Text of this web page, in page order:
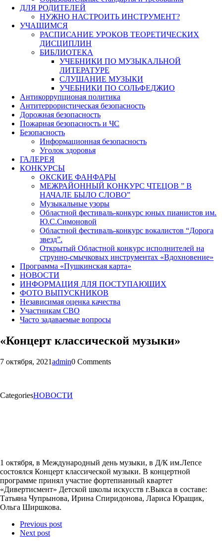
ДЛЯ РОДИТЕЛЕЙ
НУЖНО НАСТРОИТЬ ИНСТРУМЕНТ?
УЧАЩИМСЯ
РАСПИСАНИЕ УРОКОВ ТЕОРЕТИЧЕСКИХ
ДИСЦИПЛИН
БИБЛИОТЕКА
УЧЕБНИКИ ПО МУЗЫКАЛЬНОЙ
ЛИТЕРАТУРЕ
СЛУШАНИЕ МУЗЫКИ
УЧЕБНИКИ ПО СОЛЬФЕДЖИО
Антикоррупционая политика
Антитеррористическая безопасность
Дорожная безопасность
Пожарная безопасность и ЧС
Безопасность
Информационная безопасность
Уголок здоровья
ГАЛЕРЕЯ
КОНКУРСЫ
ОКСКИЕ ФАНФАРЫ
МЕЖРАЙОННЫЙ КОНКУРС ЧТЕЦОВ ” В
НАЧАЛЕ БЫЛО СЛОВО”
Музыкальные узоры
Областной фестиваль-конкурс юных пианистов им.
Ю.С.Симоновой
Областной фестиваль-конкурс вокалистов “Дорога
звезд”.
Открытый Областной конкурс исполнителей на
струнно-смычковых инструментах «Вдохновение»
Программа «Пушкинская карта»
НОВОСТИ
ИНФОРМАЦИЯ ДЛЯ ПОСТУПАЮЩИХ
ФОТО ВЫПУСКНИКОВ
Независимая оценка качества
Участникам СВО
Часто задаваемые вопросы
«Концерт классической музыки»
7 октября, 2021admin0 Comments
CategoriesНОВОСТИ
1 октября, в Международный день музыки, в Д/К им.Лепсе
состоялся Концерт классической музыки. В концертной
программе принял участие фортепианный квартет
«Дивертисмент» Детской школы искусств г.Выкса в составе:
Татьяна Чупрынова, Ирина Спиридонова, Лариса Юращик,
Ольга Ширшкова.
Previous post
Next post